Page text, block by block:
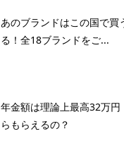
あのブランドはこの国で買
る！全18ブランドをご...
年金額は理論上最高32万円
らもらえるの？